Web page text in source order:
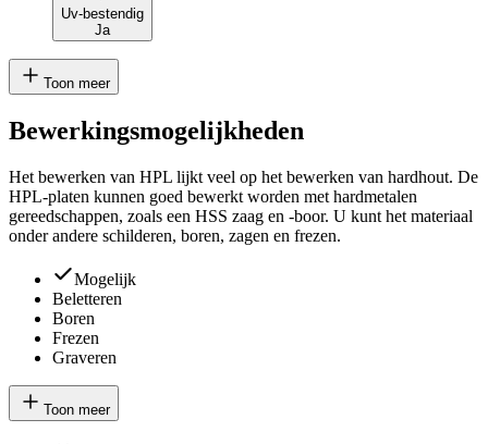
Uv-bestendig
Ja
Toon meer
Bewerkingsmogelijkheden
Het bewerken van HPL lijkt veel op het bewerken van hardhout. De
HPL-platen kunnen goed bewerkt worden met hardmetalen
gereedschappen, zoals een HSS zaag en -boor. U kunt het materiaal
onder andere schilderen, boren, zagen en frezen.
Mogelijk
Beletteren
Boren
Frezen
Graveren
Toon meer